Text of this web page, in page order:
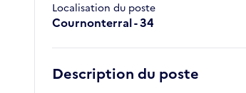
Localisation du poste
Cournonterral - 34
Description du poste